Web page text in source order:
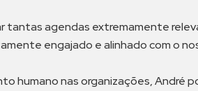
tantas agendas extremamente
engajado e alinhado com o
humano nas organizações, André